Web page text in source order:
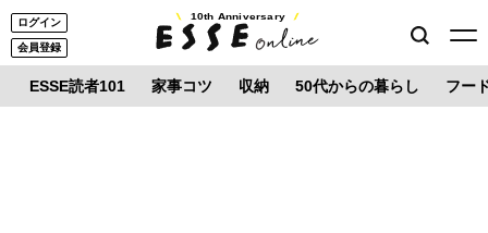
ログイン
会員登録
10th Anniversary
ESSE読者101 家事コツ 収納 50代からの暮らし フー